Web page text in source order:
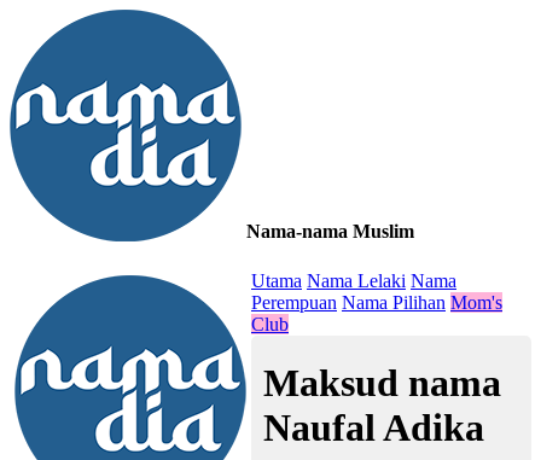
Nama-nama Muslim
Utama Nama Lelaki Nama
Perempuan Nama Pilihan Mom's
Club
Maksud nama
Naufal Adika